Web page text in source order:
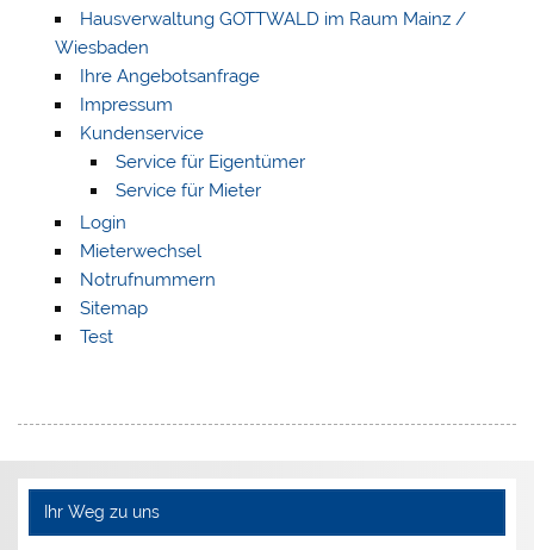
Hausverwaltung GOTTWALD im Raum Mainz /
Wiesbaden
Ihre Angebotsanfrage
Impressum
Kundenservice
Service für Eigentümer
Service für Mieter
Login
Mieterwechsel
Notrufnummern
Sitemap
Test
Ihr Weg zu uns